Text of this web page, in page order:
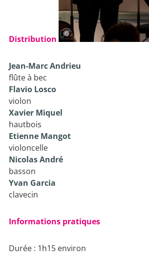
Distribution
Jean-Marc Andrieu
flûte à bec
Flavio Losco
violon
Xavier Miquel
hautbois
Etienne Mangot
violoncelle
Nicolas André
basson
Yvan Garcia
clavecin
Informations pratiques
Durée : 1h15 environ